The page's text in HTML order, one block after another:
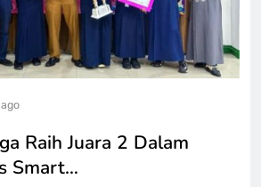
Raih Juara 2 Dalam
Smart…